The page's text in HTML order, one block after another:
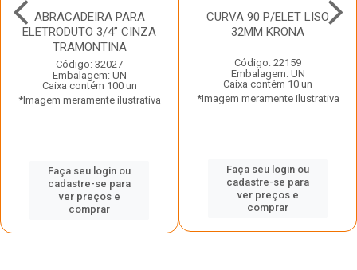
ABRACADEIRA PARA
ELETRODUTO 3/4” CINZA
TRAMONTINA
Código: 32027
Embalagem: UN
Caixa contém 100 un
*Imagem meramente ilustrativa
Faça seu login ou
cadastre-se para
ver preços e
comprar
CURVA 90 P/ELET LISO
32MM KRONA
Código: 22159
Embalagem: UN
Caixa contém 10 un
*Imagem meramente ilustrativa
Faça seu login ou
cadastre-se para
ver preços e
comprar